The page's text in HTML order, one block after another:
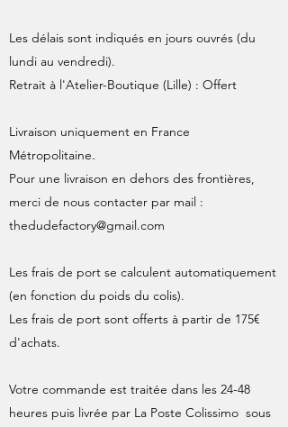
Les délais sont indiqués en jours ouvrés (du
lundi au vendredi).
Retrait à l'Atelier-Boutique (Lille) : Offert
Livraison uniquement en France
Métropolitaine.
Pour une livraison en dehors des frontières,
merci de nous contacter par mail :
thedudefactory@gmail.com
Les frais de port se calculent automatiquement
(en fonction du poids du colis).
Les frais de port sont offerts à partir de 175€
d'achats.
Votre commande est traitée dans les 24-48
heures puis livrée par La Poste Colissimo sous